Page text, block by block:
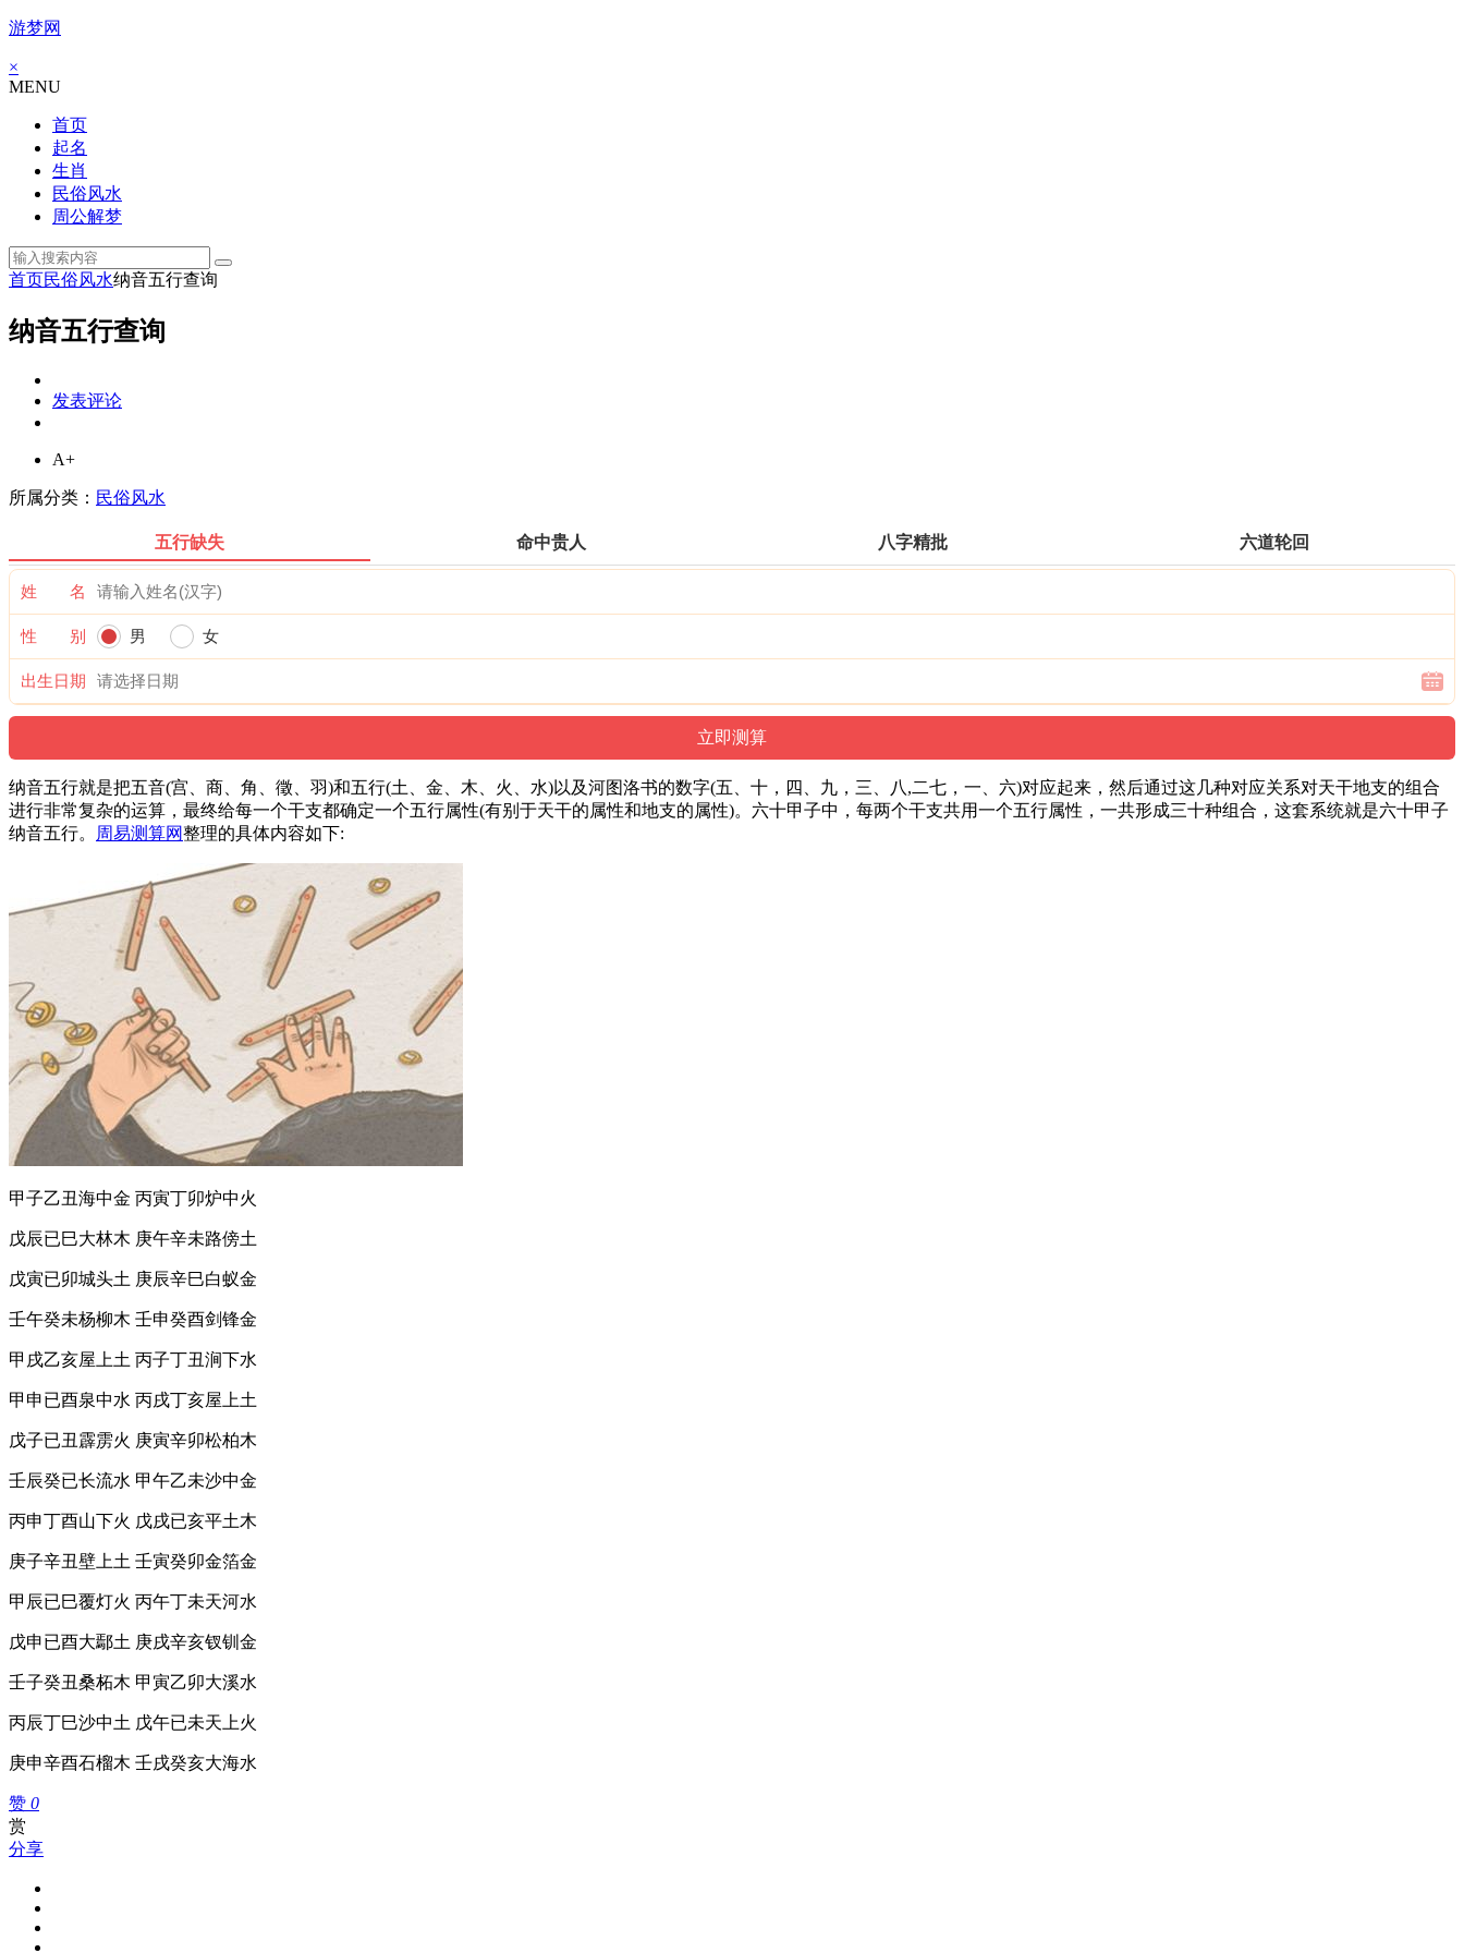
游梦网
×
MENU
首页
起名
生肖
民俗风水
周公解梦
首页民俗风水纳音五行查询
纳音五行查询
发表评论
A+
所属分类： 民俗风水
五行缺失 命中贵人 八字精批 六道轮回
姓 名
性 别 男 女
出生日期
纳音五行就是把五音(宫、商、角、徵、羽)和五行(土、金、木、火、水)以及河图洛书的数字(五、十，四、九，三、八,二七，一、六)对应起来，然后通过这几种对应关系对天干地支的组合
进行非常复杂的运算，最终给每一个干支都确定一个五行属性(有别于天干的属性和地支的属性)。六十甲子中，每两个干支共用一个五行属性，一共形成三十种组合，这套系统就是六十甲子
纳音五行。
周易测算网整理的具体内容如下:
甲子乙丑海中金 丙寅丁卯炉中火
戊辰已巳大林木 庚午辛未路傍土
戊寅已卯城头土 庚辰辛巳白蚁金
壬午癸未杨柳木 壬申癸酉剑锋金
甲戌乙亥屋上土 丙子丁丑涧下水
甲申已酉泉中水 丙戌丁亥屋上土
戊子已丑霹雳火 庚寅辛卯松柏木
壬辰癸已长流水 甲午乙未沙中金
丙申丁酉山下火 戊戌已亥平土木
庚子辛丑壁上土 壬寅癸卯金箔金
甲辰已巳覆灯火 丙午丁未天河水
戊申已酉大鄢土 庚戌辛亥钗钏金
壬子癸丑桑柘木 甲寅乙卯大溪水
丙辰丁巳沙中土 戊午已未天上火
庚申辛酉石榴木 壬戌癸亥大海水
赞 0
赏
分享